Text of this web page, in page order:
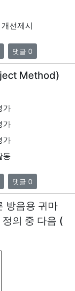
선제시
댓글 0
Method)
가
가
가
댓글 0
방음용 귀마
의 중 다음 (